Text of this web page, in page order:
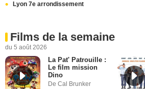
Lyon 7e arrondissement
Films de la semaine
du 5 août 2026
La Pat' Patrouille :
Le film mission
Dino
De Cal Brunker